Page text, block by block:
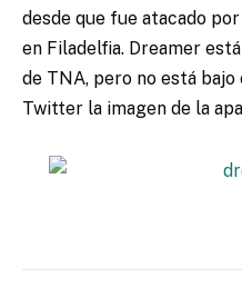
desde que fue atacado
en Filadelfia. Dreamer
de TNA, pero no está
Twitter la imagen de la